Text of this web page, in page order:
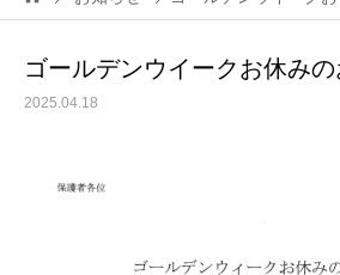
ゴールデンウイークお休み
2025.04.18